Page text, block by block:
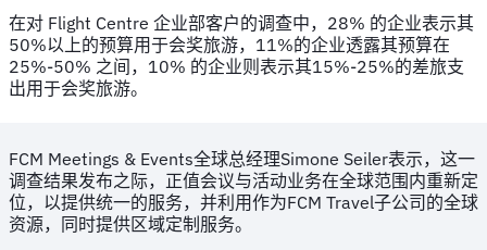
在对 Flight Centre 企业部客户的调查中，28% 的企业表示其
50%以上的预算用于会奖旅游，11%的企业透露其预算在
25%-50% 之间，10% 的企业则表示其15%-25%的差旅支
出用于会奖旅游。
FCM Meetings & Events全球总经理Simone Seiler表示，这一
调查结果发布之际，正值会议与活动业务在全球范围内重新定
位，以提供统一的服务，并利用作为FCM Travel子公司的全球
资源，同时提供区域定制服务。